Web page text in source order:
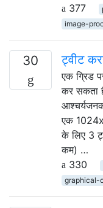
377
image-
30 ट्वीट
एक ग्रिड
कर सकता
एक
के लिए 3
कम) …
330
graphical-